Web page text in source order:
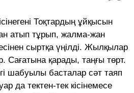
Тоқтардың ұйқысын
атып тұрып, жалма-жан
сыртқа үңілді. Жылқылар
Сағатына қарады, таңғы төрт.
шабуылы басталар сәт таяп
да тектен-тек кісінемесе